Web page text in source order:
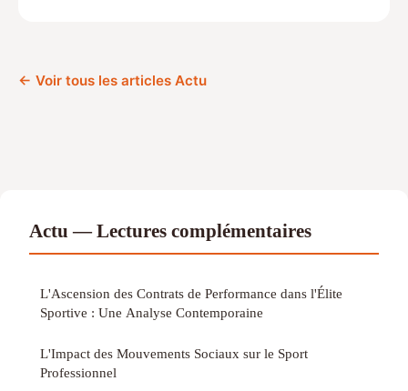
← Voir tous les articles Actu
Actu — Lectures complémentaires
L'Ascension des Contrats de Performance dans l'Élite
Sportive : Une Analyse Contemporaine
L'Impact des Mouvements Sociaux sur le Sport
Professionnel